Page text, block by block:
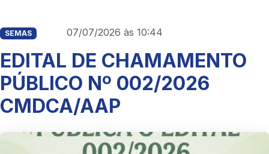
SEMAS 07/07/2026 às 10:44
EDITAL DE CHAMAMENTO
PÚBLICO Nº 002/2026
CMDCA/AAP